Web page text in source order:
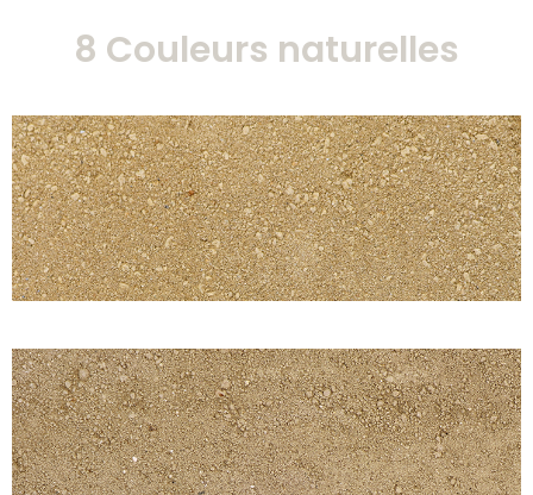
8 Couleurs naturelles